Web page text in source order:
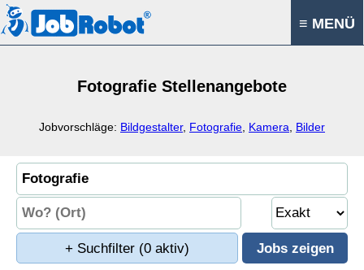
≡ MENÜ
Fotografie Stellenangebote
Jobvorschläge: Bildgestalter, Fotografie Kamera Bilder
+ Suchfilter (0 aktiv)